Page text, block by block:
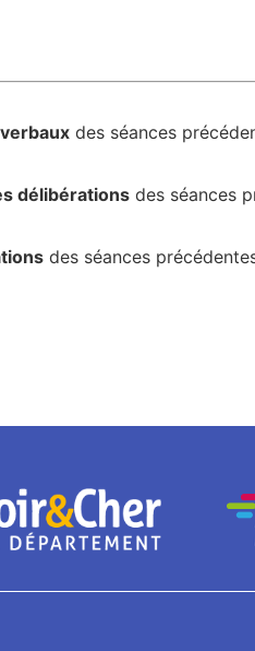
des séances
délibérations des séances
des séances